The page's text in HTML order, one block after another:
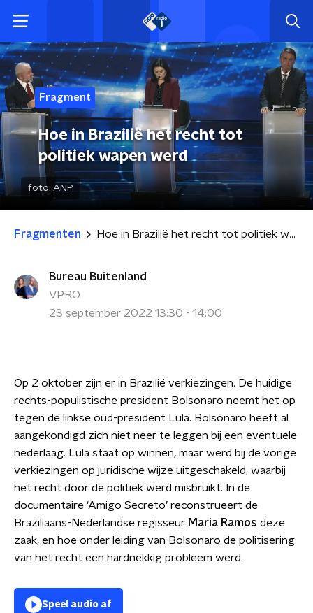
Fragment
Hoe in Brazilië het recht tot
politiek wapen werd
foto:ANP
Fragmenten Hoe in Brazilië het recht tot politiek wapen werd
Bureau Buitenland
VPRO
23 september 2022 13:30 - 14:00
Op 2 oktober zijn er in Brazilië verkiezingen. De huidige
rechts-populistische president Bolsonaro neemt het op
tegen de linkse oud-president Lula. Bolsonaro heeft al
aangekondigd zich niet neer te leggen bij een eventuele
nederlaag. Lula staat op winnen, maar werd bij de vorige
verkiezingen op juridische wijze uitgeschakeld, waarbij
het recht door de politiek werd misbruikt. In de
documentaire ‘Amigo Secreto’ reconstrueert de
Braziliaans-Nederlandse regisseur Maria Ramos deze
zaak, en hoe onder leiding van Bolsonaro de politisering
van het recht een hardnekkig probleem werd.
Speel audio af